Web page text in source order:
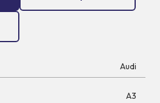
Audi
A3